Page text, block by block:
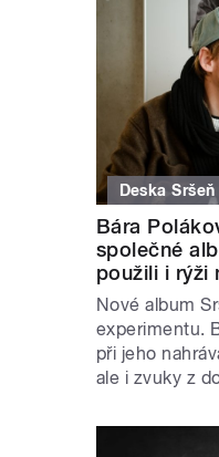
Deska Sršeň
Bára
společné
použili i rýži
Nové album
experimentu.
při jeho
ale i zvuky z